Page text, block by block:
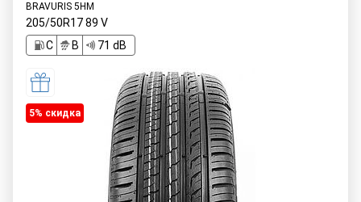
BRAVURIS 5HM
205/50R1789 V
C
B 71 dB
5% cкидка